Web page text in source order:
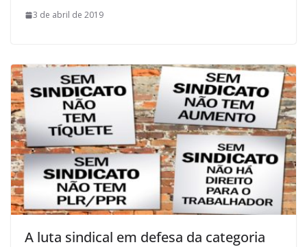
3 de abril de 2019
A luta sindical em defesa da categoria